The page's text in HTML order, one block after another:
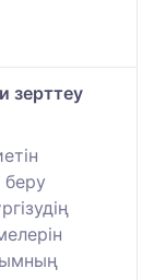
зерттеу
беру